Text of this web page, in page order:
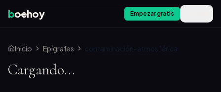
boehoy Empezar gratis
Inicio Epígrafes contaminación-atmosférica
Cargando...